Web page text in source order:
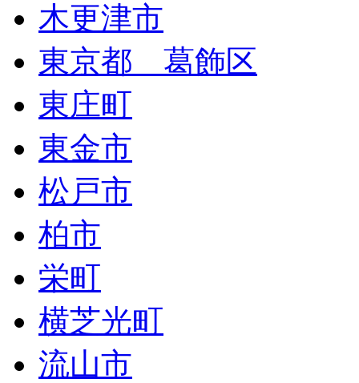
木更津市
東京都 葛飾区
東庄町
東金市
松戸市
柏市
栄町
横芝光町
流山市